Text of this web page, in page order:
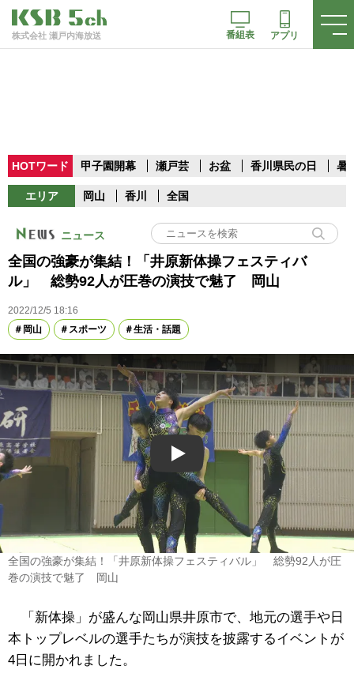
株式会社 瀬戸内海放送 番組表 アプリ
HOTワード 甲子園開幕 瀬戸芸 お盆 香川県民の日 暑
エリア 岡山 香川 全国
ニュース
全国の強豪が集結！「井原新体操フェスティバ
ル」 総勢92人が圧巻の演技で魅了 岡山
2022/12/5 18:16
岡山
スポーツ 生活・話題
Play
全国の強豪が集結！「井原新体操フェスティバル」 総勢92人が圧
巻の演技で魅了 岡山
「新体操」が盛んな岡山県井原市で、地元の選手や日
本トップレベルの選手たちが演技を披露するイベントが
4日に開かれました。